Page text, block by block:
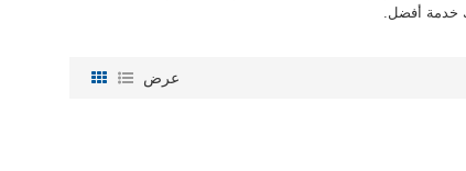
خدمة أفضل.
عرض